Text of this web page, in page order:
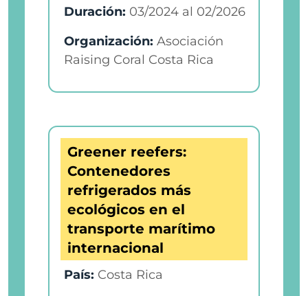
Duración: 03/2024 al 02/2026
Organización: Asociación
Raising Coral Costa Rica
Greener reefers:
Contenedores
refrigerados más
ecológicos en el
transporte marítimo
internacional
País: Costa Rica